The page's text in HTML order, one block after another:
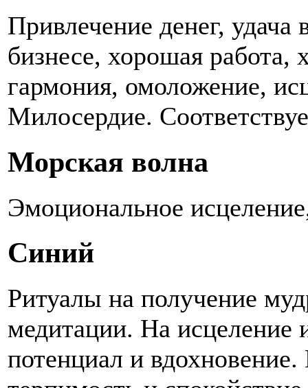
Привлечение денег, удача
бизнесе, хорошая
гармония, омоложение,
Милосердие.
Морская волна
Эмоциональное
Синий
Ритуалы на получение
медитации. На исцеление
потенциал и